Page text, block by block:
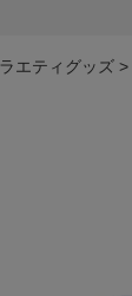
エティグッズ